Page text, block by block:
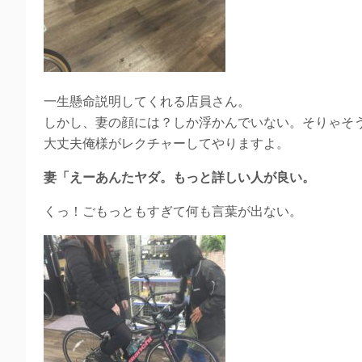
一生懸命説明してくれる店員さん。
しかし、妻の顔には？しか浮かんでいない。そりゃそ
大丈夫俺様がレクチャーしてやりますよ。
妻「えーあんたヤダ。もっと詳しい人が良い。
くっ！ごもっともすぎて何も言葉が出ない。